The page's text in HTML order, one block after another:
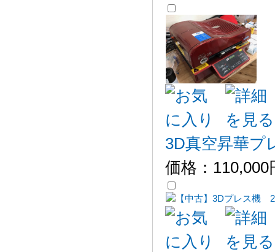
3D真空昇華
価格： 110,000